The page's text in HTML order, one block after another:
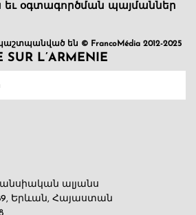
եւ օգտագործման պայմաններ
են © FrancoMédia 2012-2025
SUR L’ARMENIE
ալյանս
Երևան, Հայաստան